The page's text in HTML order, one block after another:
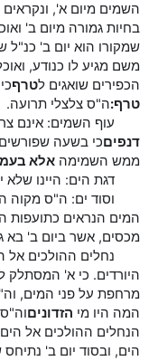
השמים מיום א', ונקראים
בחיות גמורה מיום ב'
שמקורו הוא יום ב' כנ"ל
משם מגיע לו כנודע,
הכפירים שואגים לטרףכי
טרף:ה"ס צלצלי תרועה.
עוף השמים: אינם
דנפיםכי בשעה
ממש השמימה אלא
דגת הים: היינו שלא
וסוד ים: ה"ס מקוה
המים הנראים כתועפות
מכסים, אשר ביום ב' בא
נחלים ההולכים אל
היורדים. כי א' המסתלק
מרחפת על פני המים,
המה היו מי הזדוניםוה"ס
הנחלים ההולכים אל הים
הים, ובסוד יום ב'